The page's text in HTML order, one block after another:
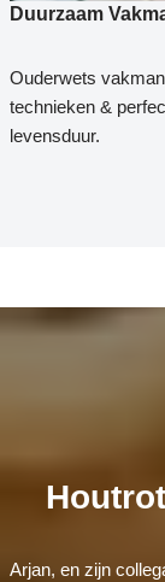
Duurzaam
Ouderwets
technieken &
levensduur.
Arjan, en zijn